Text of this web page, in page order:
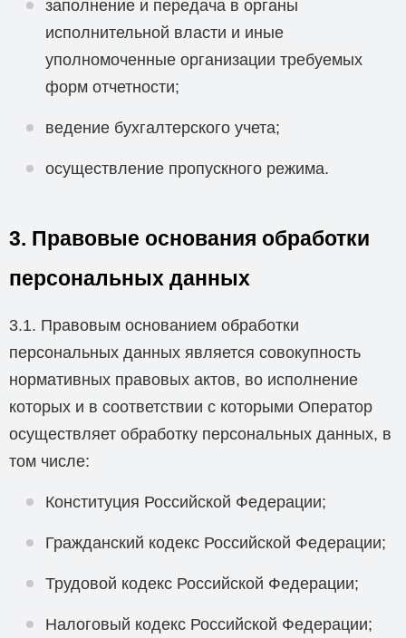
заполнение и передача в органы
исполнительной власти и иные
уполномоченные организации требуемых
форм отчетности;
ведение бухгалтерского учета;
осуществление пропускного режима.
3. Правовые основания обработки
персональных данных
3.1. Правовым основанием обработки
персональных данных является совокупность
нормативных правовых актов, во исполнение
которых и в соответствии с которыми Оператор
осуществляет обработку персональных данных, в
том числе:
Конституция Российской Федерации;
Гражданский кодекс Российской Федерации;
Трудовой кодекс Российской Федерации;
Налоговый кодекс Российской Федерации;